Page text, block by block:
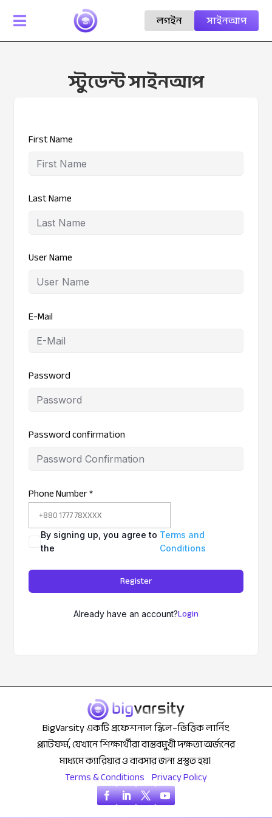
 সাইনআপ
লগইন
স্টুডেন্ট সাইনআপ
First Name
Last Name
User Name
E-Mail
Password
Password confirmation
Phone Number*
By signing up, you agree to
the
Terms and
Conditions
Register
Already have an account?Login
BigVarsity একটি প্রফেশনাল স্কিল–ভিত্তিক লার্নিং
প্ল্যাটফর্ম, যেখানে শিক্ষার্থীরা বাস্তবমুখী দক্ষতা অর্জনের
মাধ্যমে ক্যারিয়ার ও ব্যবসার জন্য প্রস্তুত হয়।
Terms & Conditions Privacy Policy